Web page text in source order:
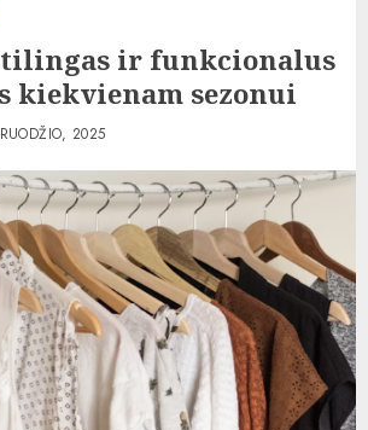
ir funkcionalus
kiekvienam sezonui
2025